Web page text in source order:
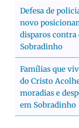
Defesa de
novo
disparos
Sobradinho
Famílias que
do Cristo
moradias e
em Sobradinho